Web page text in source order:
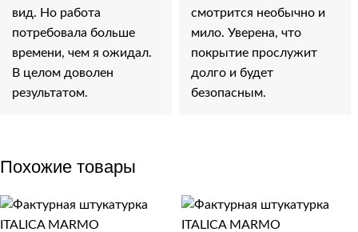
вид. Но работа
потребовала больше
времени, чем я ожидал.
В целом доволен
результатом.
смотрится необычно и
мило. Уверена, что
покрытие прослужит
долго и будет
безопасным.
Похожие товары